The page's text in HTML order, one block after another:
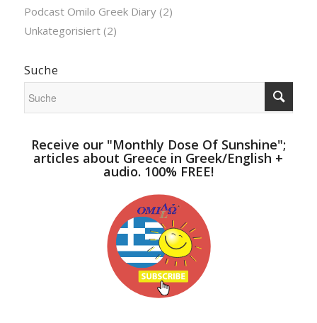
Podcast Omilo Greek Diary(2)
Unkategorisiert(2)
Suche
Receive our "Monthly Dose Of Sunshine";
articles about Greece in Greek/English +
audio. 100% FREE!